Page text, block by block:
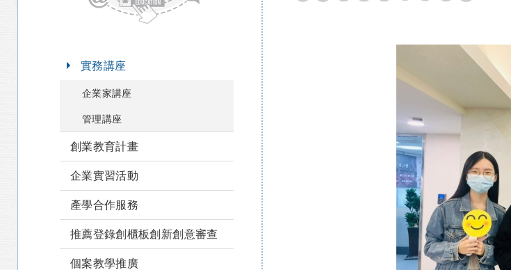
實務講座
企業家講座
管理講座
創業教育計畫
企業實習活動
產學合作服務
推薦登錄創櫃板創新創意審查
個案教學推廣
t
A
p
p
W
e
i
b
o